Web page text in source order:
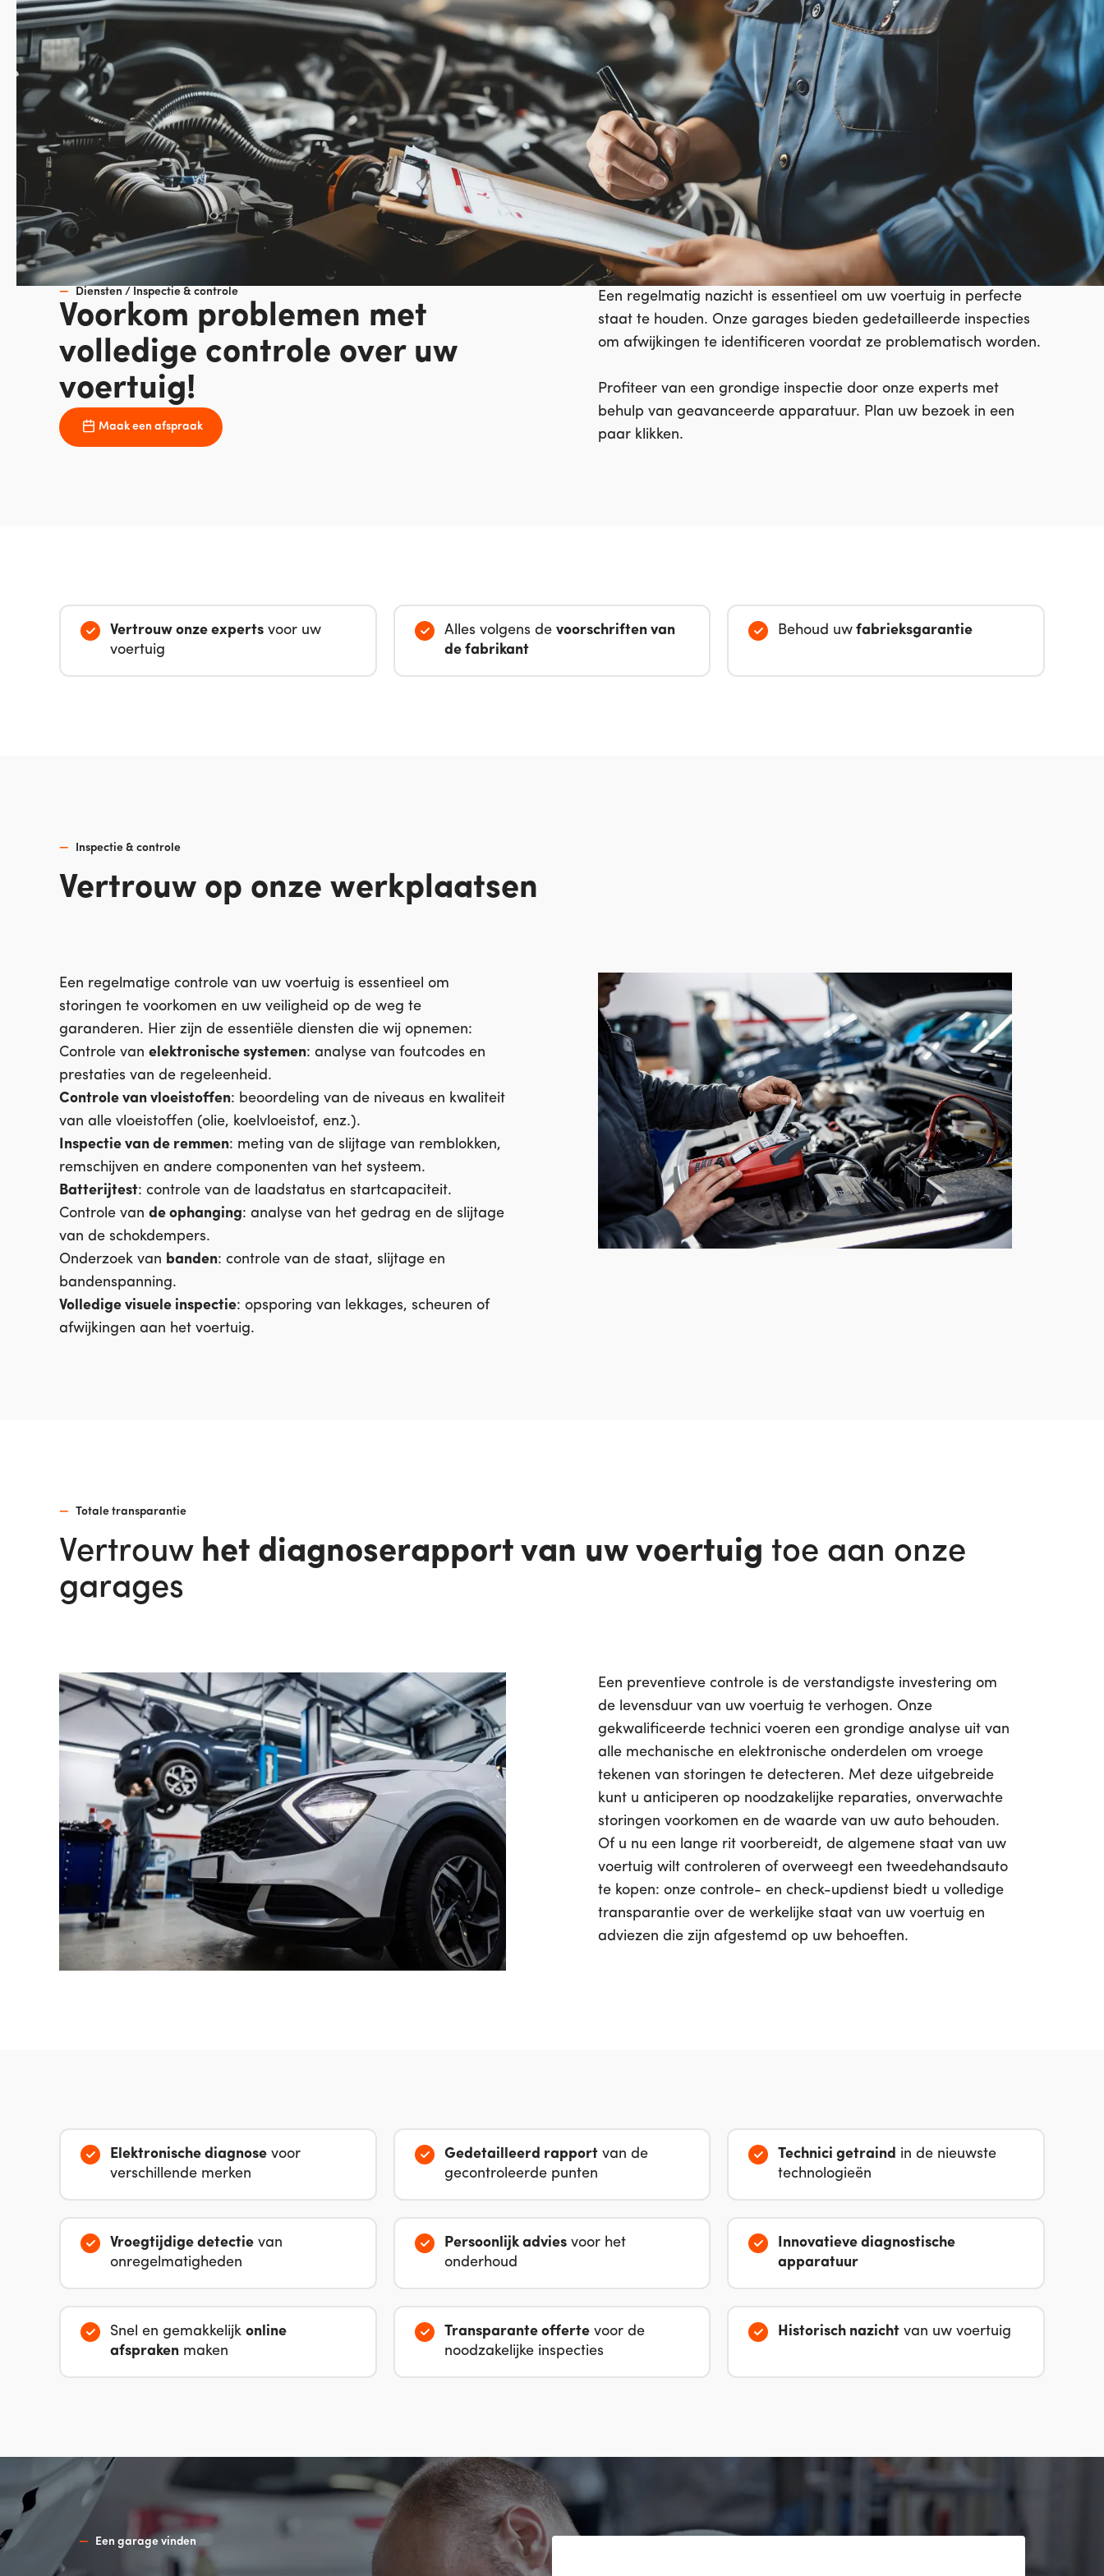
Diensten / Inspectie & controle
Voorkom problemen met
volledige controle over uw
voertuig!
Maak een afspraak
Een regelmatig nazicht is essentieel om uw voertuig in perfecte
staat te houden. Onze garages bieden gedetailleerde inspecties
om afwijkingen te identificeren voordat ze problematisch worden.
Profiteer van een grondige inspectie door onze experts met
behulp van geavanceerde apparatuur. Plan uw bezoek in een
paar klikken.
Vertrouw onze experts voor uw
voertuig
Alles volgens de voorschriften van
de fabrikant
Behoud uw fabrieksgarantie
Inspectie & controle
Vertrouw op onze werkplaatsen
Een regelmatige controle van uw voertuig is essentieel om
storingen te voorkomen en uw veiligheid op de weg te
garanderen. Hier zijn de essentiële diensten die wij opnemen:
Controle van elektronische systemen: analyse van foutcodes en
prestaties van de regeleenheid.
Controle van vloeistoffen: beoordeling van de niveaus en kwaliteit
van alle vloeistoffen (olie, koelvloeistof, enz.).
Inspectie van de remmen: meting van de slijtage van remblokken,
remschijven en andere componenten van het systeem.
Batterijtest: controle van de laadstatus en startcapaciteit.
Controle van de ophanging: analyse van het gedrag en de slijtage
van de schokdempers.
Onderzoek van banden: controle van de staat, slijtage en
bandenspanning.
Volledige visuele inspectie: opsporing van lekkages, scheuren of
afwijkingen aan het voertuig.
Totale transparantie
Vertrouw het diagnoserapport van uw voertuig toe aan onze
garages
Een preventieve controle is de verstandigste investering om
de levensduur van uw voertuig te verhogen. Onze
gekwalificeerde technici voeren een grondige analyse uit van
alle mechanische en elektronische onderdelen om vroege
tekenen van storingen te detecteren. Met deze uitgebreide
kunt u anticiperen op noodzakelijke reparaties, onverwachte
storingen voorkomen en de waarde van uw auto behouden.
Of u nu een lange rit voorbereidt, de algemene staat van uw
voertuig wilt controleren of overweegt een tweedehandsauto
te kopen: onze controle- en check-updienst biedt u volledige
transparantie over de werkelijke staat van uw voertuig en
adviezen die zijn afgestemd op uw behoeften.
Elektronische diagnose voor
verschillende merken
Gedetailleerd rapportvan de
gecontroleerde punten
Technici getraind in de nieuwste
technologieën
Vroegtijdige detectie van
onregelmatigheden
Persoonlijk adviesvoor het
onderhoud
Innovatieve diagnostische
apparatuur
Snel en gemakkelijk online
afspraken maken
Transparante offertevoor de
noodzakelijke inspecties
Historisch nazicht van uw voertuig
Een garage vinden